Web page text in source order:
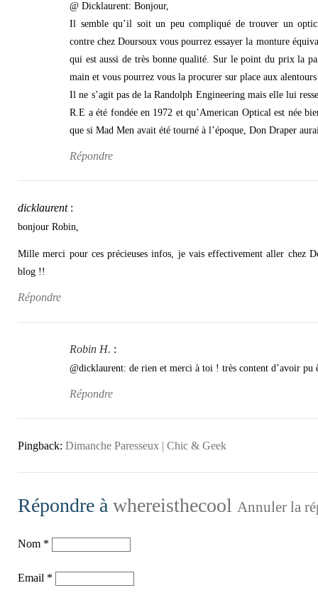
@ Dicklaurent: Bonjour,
Il semble qu’il soit un peu compliqué de trouver un
contre chez Doursoux vous pourrez essayer la monture
qui est aussi de très bonne qualité. Sur le point du prix la
main et vous pourrez vous la procurer sur place aux
Il ne s’agit pas de la Randolph Engineering mais elle lui
R.E a été fondée en 1972 et qu’American Optical est née
que si Mad Men avait été tourné à l’époque, Don Draper
Répondre
dicklaurent :
bonjour Robin,
Mille merci pour ces précieuses infos, je vais effectivement aller chez
blog !!
Répondre
Robin H. :
@dicklaurent: de rien et merci à toi ! très content d’avoir pu
Répondre
Pingback: Dimanche Paresseux | Chic & Geek
Répondre à whereisthecool Annuler la
Nom *
Email *